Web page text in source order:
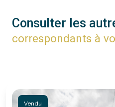
Consulter les
correspondants à
Vendu